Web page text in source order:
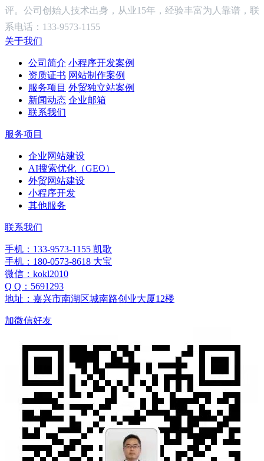
评。公司创始人技术出身，从业15年，经验丰富为人靠谱，联
系电话：133-9573-1155
关于我们
公司简介 小程序开发案例
资质证书 网站制作案例
服务项目 外贸独立站案例
新闻动态 企业邮箱
联系我们
服务项目
企业网站建设
AI搜索优化（GEO）
外贸网站建设
小程序开发
其他服务
联系我们
手机：133-9573-1155 凯歌
手机：180-0573-8618 大宝
微信：kokl2010
Q Q：5691293
地址：嘉兴市南湖区城南路创业大厦12楼
加微信好友